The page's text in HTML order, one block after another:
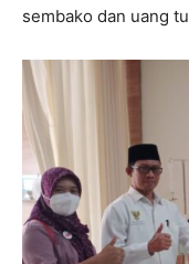
sembako dan uang